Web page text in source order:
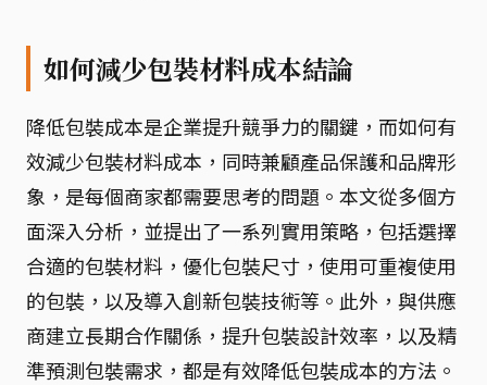
如何減少包裝材料成本結論
降低包裝成本是企業提升競爭力的關鍵，而如何有
效減少包裝材料成本，同時兼顧產品保護和品牌形
象，是每個商家都需要思考的問題。本文從多個方
面深入分析，並提出了一系列實用策略，包括選擇
合適的包裝材料，優化包裝尺寸，使用可重複使用
的包裝，以及導入創新包裝技術等。此外，與供應
商建立長期合作關係，提升包裝設計效率，以及精
準預測包裝需求，都是有效降低包裝成本的方法。